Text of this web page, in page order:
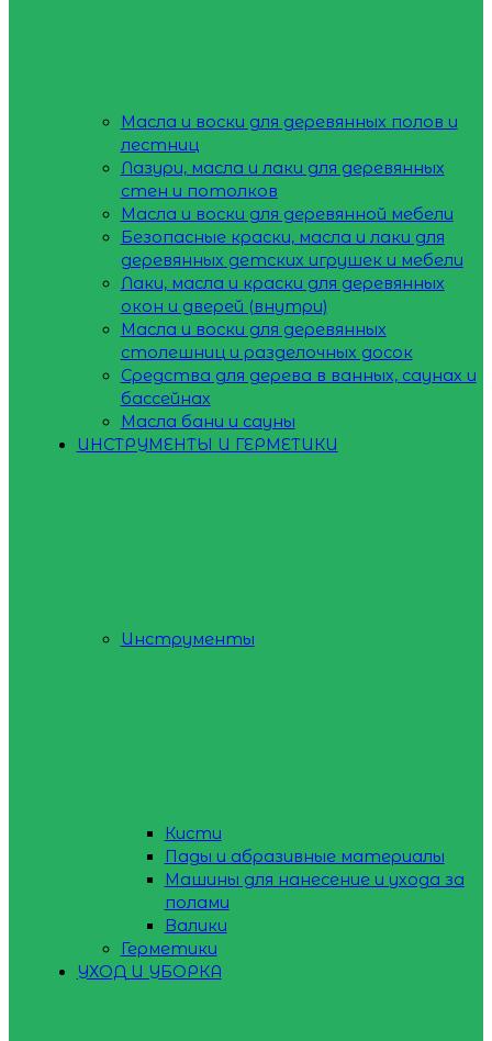
Масла и воски для деревянных полов и
лестниц
Лазури, масла и лаки для деревянных
стен и потолков
Масла и воски для деревянной мебели
Безопасные краски, масла и лаки для
деревянных детских игрушек и мебели
Лаки, масла и краски для деревянных
окон и дверей (внутри)
Масла и воски для деревянных
столешниц и разделочных досок
Средства для дерева в ванных, саунах и
бассейнах
Масла бани и сауны
ИНСТРУМЕНТЫ И ГЕРМЕТИКИ
Инструменты
Кисти
Пады и абразивные материалы
Машины для нанесение и ухода за
полами
Валики
Герметики
УХОД И УБОРКА